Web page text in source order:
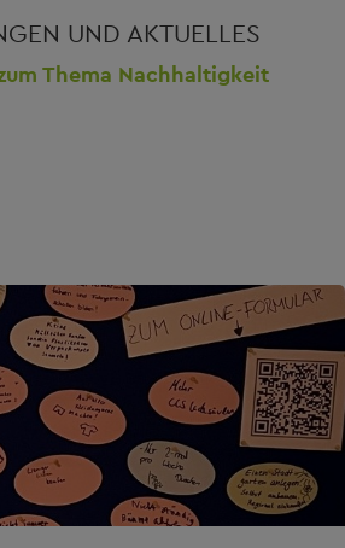
UND AKTUELLES
Thema Nachhaltigkeit